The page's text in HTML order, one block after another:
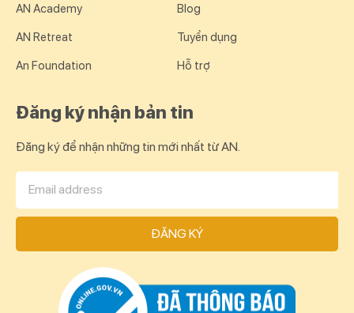
AN Academy
AN Retreat
An Foundation
Blog
Tuyển dụng
Hỗ trợ
Đăng ký nhận bản tin
Đăng ký để nhận những tin mới nhất từ AN.
ĐĂNG KÝ